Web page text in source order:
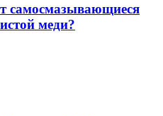
самосмазывающиеся
меди?